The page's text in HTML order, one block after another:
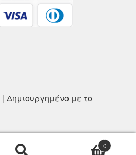
Δημιουργημένο με το
0